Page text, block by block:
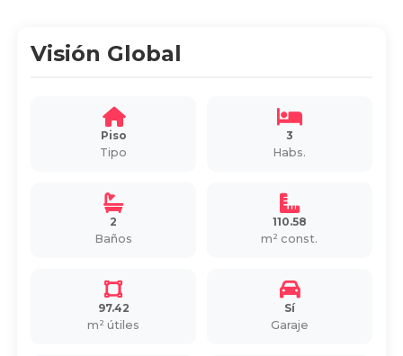
Visión Global
Piso
Tipo
3
Habs.
2
Baños
110.58
m² const.
97.42
m² útiles
Sí
Garaje